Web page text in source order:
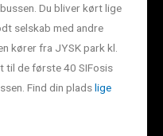
Du bliver kørt lige
selskab med andre
kører fra JYSK park kl.
til de første 40 SIFosis
Find din pladslige